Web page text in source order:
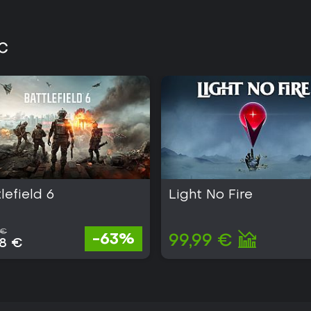
6
€
€ -63%
Light No Fire
99,99 €